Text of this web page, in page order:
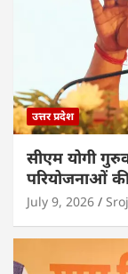
उत्तर प्रदेश
सीएम योगी
परियोजनाओं
July 9, 2026